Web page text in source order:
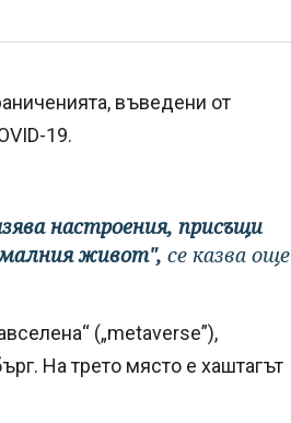
въведени от
19.
настроения, присъщи
живот", се казва още
(„metaverse”),
На трето място е хаштагът